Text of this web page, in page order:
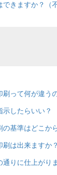
きますか？（
って何が違う
したらいい？
基準はどこか
は出来ますか？
りに仕上がり